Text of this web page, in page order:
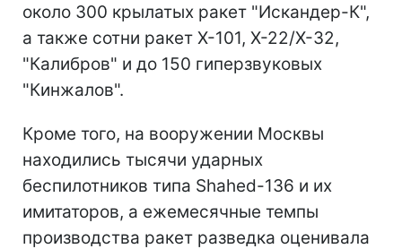
около 300 крылатых ракет "Искандер-К",
а также сотни ракет Х-101, Х-22/Х-32,
"Калибров" и до 150 гиперзвуковых
"Кинжалов".
Кроме того, на вооружении Москвы
находились тысячи ударных
беспилотников типа Shahed-136 и их
имитаторов, а ежемесячные темпы
производства ракет разведка оценивала